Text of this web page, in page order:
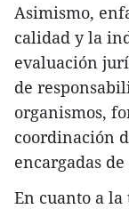
Asimismo,
calidad y la
evaluación
de
organismos,
coordinación
encargadas
En cuanto a